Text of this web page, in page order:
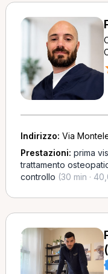
Indirizzo: Via
Prestazioni: prima
trattamento
controllo (30 min ·